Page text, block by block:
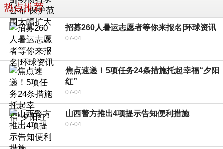
热点推荐
招募260人暑运志愿者等你来报名|环球资讯
07-04
焦点速递！5项任务24条措施托起幸福“夕阳
红”
07-04
山西警方推出4项提示告知便利措施
07-04